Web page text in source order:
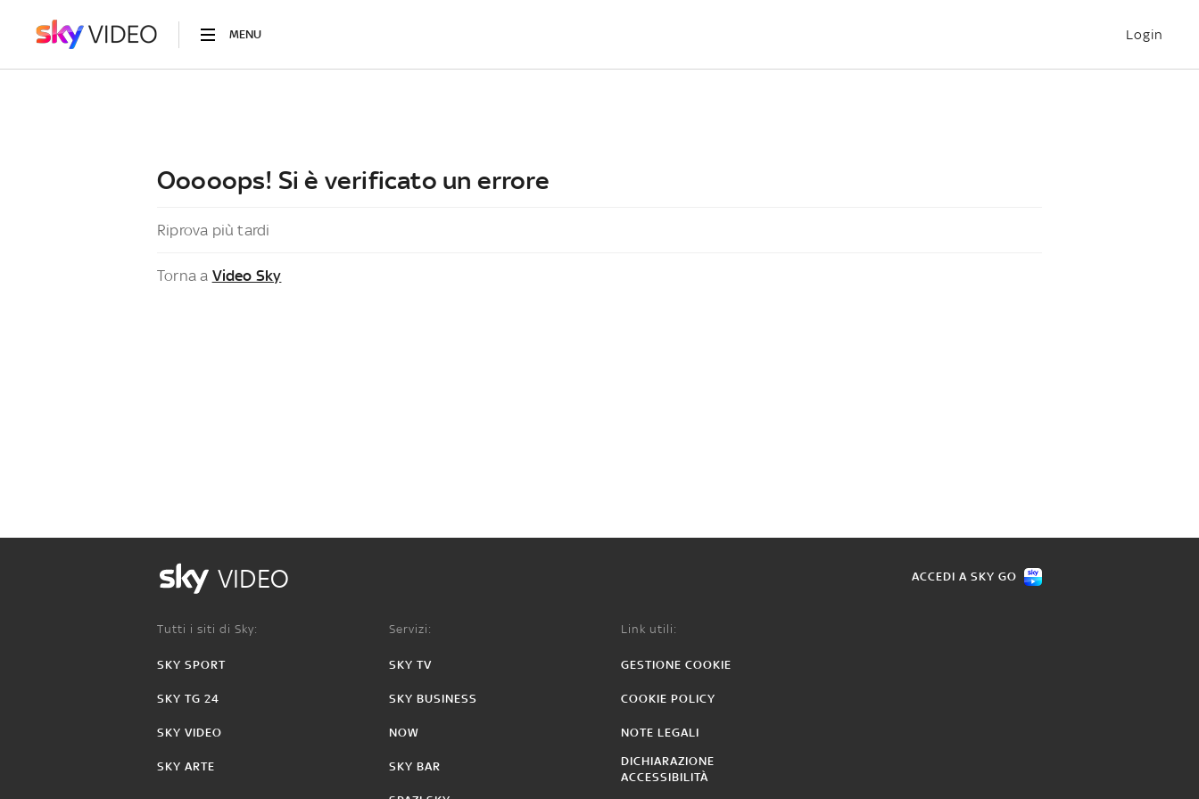
MENU Login
Ooooops! Si è verificato un errore
Riprova più tardi
Torna a Video Sky
VIDEO ACCEDI A SKY GO
Tutti i siti di Sky:
SKY SPORT
SKY TG 24
SKY VIDEO
SKY ARTE
Servizi:
SKY TV
SKY BUSINESS
NOW
SKY BAR
Link utili:
GESTIONE COOKIE
COOKIE POLICY
NOTE LEGALI
DICHIARAZIONE
ACCESSIBILITÀ